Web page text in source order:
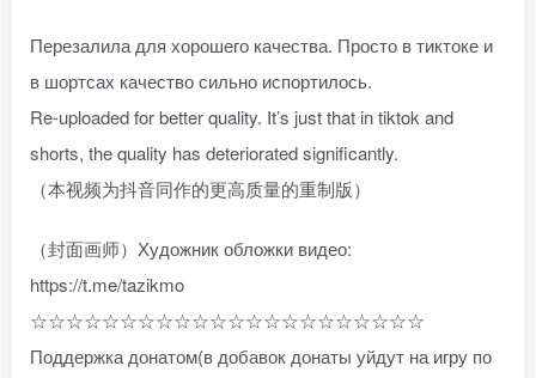
Перезалила для хорошего качества. Просто в тиктоке и
в шортсах качество сильно испортилось.
Re-uploaded for better quality. It’s just that in tiktok and
shorts, the quality has deteriorated significantly.
（本视频为抖音同作的更高质量的重制版）
（封面画师）Художник обложки видео:
https://t.me/tazikmo
☆☆☆☆☆☆☆☆☆☆☆☆☆☆☆☆☆☆☆☆☆☆
Поддержка донатом(в добавок донаты уйдут на игру по